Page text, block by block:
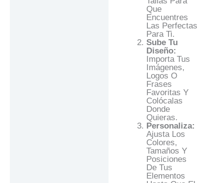
Que
Encuentres
Las Perfectas
Para Ti.
Sube Tu
Diseño:
Importa Tus
Imágenes,
Logos O
Frases
Favoritas Y
Colócalas
Donde
Quieras.
Personaliza:
Ajusta Los
Colores,
Tamaños Y
Posiciones
De Tus
Elementos